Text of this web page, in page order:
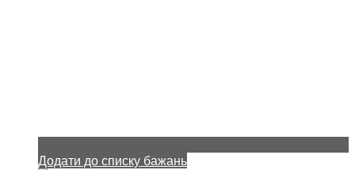
Додати до списку бажань